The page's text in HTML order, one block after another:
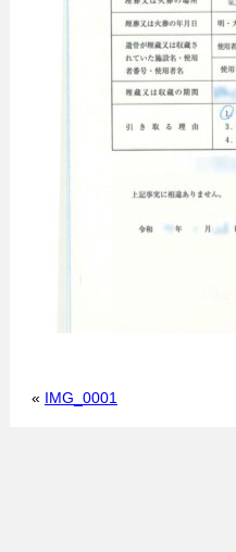
« IMG_0001